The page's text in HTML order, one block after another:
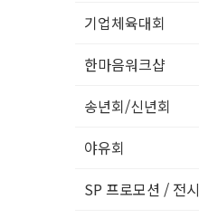
기업체육대회
한마음워크샵
송년회/신년회
야유회
SP 프로모션 / 전시